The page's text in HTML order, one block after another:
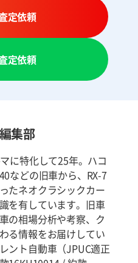
定依頼
定依頼
集部
に特化して25年。ハコ
などの旧車から、RX-7
たネオクラシックカー
を有しています。旧車
の相場分析や考察、ク
る情報をお届けしてい
ント自動車（JPUC適正